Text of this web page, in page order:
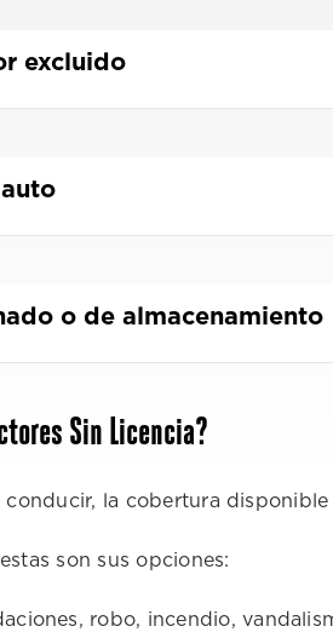
excluido
o de almacenamiento
Sin Licencia?
conducir, la cobertura
son sus opciones:
robo, incendio,